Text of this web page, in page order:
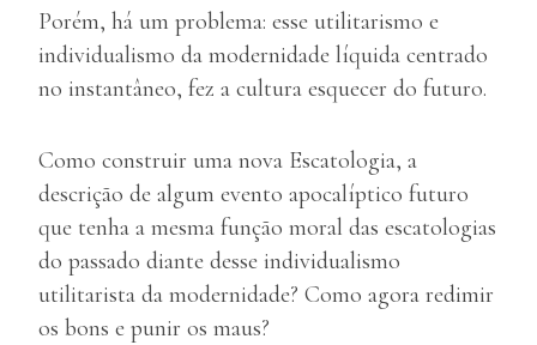
Porém, há um problema: esse utilitarismo e
individualismo da modernidade líquida centrado
no instantâneo, fez a cultura esquecer do futuro.
Como construir uma nova Escatologia, a
descrição de algum evento apocalíptico futuro
que tenha a mesma função moral das escatologias
do passado diante desse individualismo
utilitarista da modernidade? Como agora redimir
os bons e punir os maus?